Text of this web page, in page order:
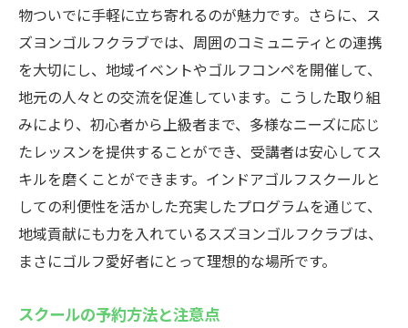
物ついでに手軽に立ち寄れるのが魅力です。さらに、ス
ズヨンゴルフクラブでは、周囲のコミュニティとの連携
を大切にし、地域イベントやゴルフコンペを開催して、
地元の人々との交流を促進しています。こうした取り組
みにより、初心者から上級者まで、多様なニーズに応じ
たレッスンを提供することができ、受講者は安心してス
キルを磨くことができます。インドアゴルフスクールと
しての利便性を活かした充実したプログラムを通じて、
地域貢献にも力を入れているスズヨンゴルフクラブは、
まさにゴルフ愛好者にとって理想的な場所です。
スクールの予約方法と注意点